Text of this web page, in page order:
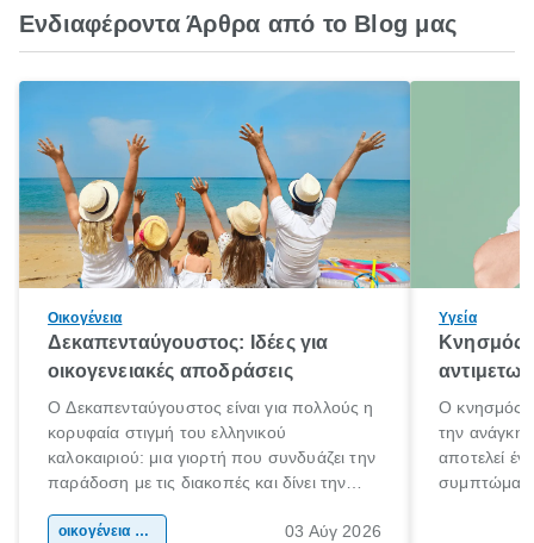
Ενδιαφέροντα Άρθρα από το Blog μας
Οικογένεια
Δεκαπενταύγουστος: Ιδέες για
οικογενειακές αποδράσεις
Ο Δεκαπενταύγουστος είναι για πολλούς η
κορυφαία στιγμή του ελληνικού
καλοκαιριού: μια γιορτή που συνδυάζει την
παράδοση με τις διακοπές και δίνει την
χώρας. Είτε πρόκειται για λίγες μέρες
οικογένεια & παιδί 03 Αύγ 2026
Υγεία
Κνησμός:
Ο κνησμός
την ανάγκη
αποτελεί